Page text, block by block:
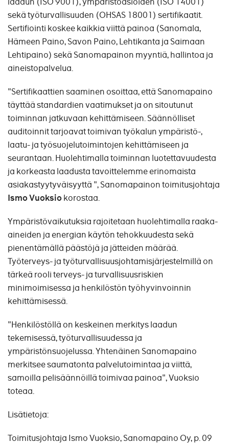
sekä työturvallisuuden (OHSAS 18001) sertifikaatit.
Sertifiointi koskee kaikkia viittä painoa (Sanomala,
Hämeen Paino, Savon Paino, Lehtikanta ja Saimaan
Lehtipaino) sekä Sanomapainon myyntiä, hallintoa ja
aineistopalvelua.
"Sertifikaattien saaminen osoittaa, että Sanomapaino
täyttää standardien vaatimukset ja on sitoutunut
toiminnan jatkuvaan kehittämiseen. Säännölliset
auditoinnit tarjoavat toimivan työkalun ympäristö-,
laatu- ja työsuojelutoimintojen kehittämiseen ja
seurantaan. Huolehtimalla toiminnan luotettavuudesta
ja korkeasta laadusta tavoittelemme erinomaista
asiakastyytyväisyyttä ", Sanomapainon toimitusjohtaja
Ismo Vuoksiokorostaa.
Ympäristövaikutuksia rajoitetaan huolehtimalla raaka-
aineiden ja energian käytön tehokkuudesta sekä
pienentämällä päästöjä ja jätteiden määrää.
Työterveys- ja työturvallisuusjohtamisjärjestelmillä on
tärkeä rooli terveys- ja turvallisuusriskien
minimoimisessa ja henkilöstön työhyvinvoinnin
kehittämisessä.
"Henkilöstöllä on keskeinen merkitys laadun
tekemisessä, työturvallisuudessa ja
ympäristönsuojelussa. Yhtenäinen Sanomapaino
merkitsee saumatonta palvelutoimintaa ja viittä,
samoilla pelisäännöillä toimivaa painoa", Vuoksio
toteaa.
Lisätietoja:
Toimitusjohtaja Ismo Vuoksio, Sanomapaino Oy, p. 09